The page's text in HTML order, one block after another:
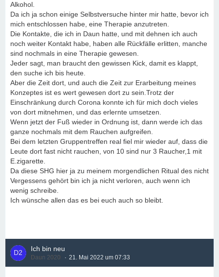
Alkohol.
Da ich ja schon einige Selbstversuche hinter mir hatte, bevor ich
mich entschlossen habe, eine Therapie anzutreten.
Die Kontakte, die ich in Daun hatte, und mit dehnen ich auch
noch weiter Kontakt habe, haben alle Rückfälle erlitten, manche
sind nochmals in eine Therapie gewesen.
Jeder sagt, man braucht den gewissen Kick, damit es klappt,
den suche ich bis heute.
Aber die Zeit dort, und auch die Zeit zur Erarbeitung meines
Konzeptes ist es wert gewesen dort zu sein.Trotz der
Einschränkung durch Corona konnte ich für mich doch vieles
von dort mitnehmen, und das erlernte umsetzen.
Wenn jetzt der Fuß wieder in Ordnung ist, dann werde ich das
ganze nochmals mit dem Rauchen aufgreifen.
Bei dem letzten Gruppentreffen real fiel mir wieder auf, dass die
Leute dort fast nicht rauchen, von 10 sind nur 3 Raucher,1 mit
E.zigarette.
Da diese SHG hier ja zu meinem morgendlichen Ritual des nicht
Vergessens gehört bin ich ja nicht verloren, auch wenn ich
wenig schreibe.
Ich wünsche allen das es bei euch auch so bleibt.
Ich bin neu
Daun 2020 21. Mai 2022 um 07:33